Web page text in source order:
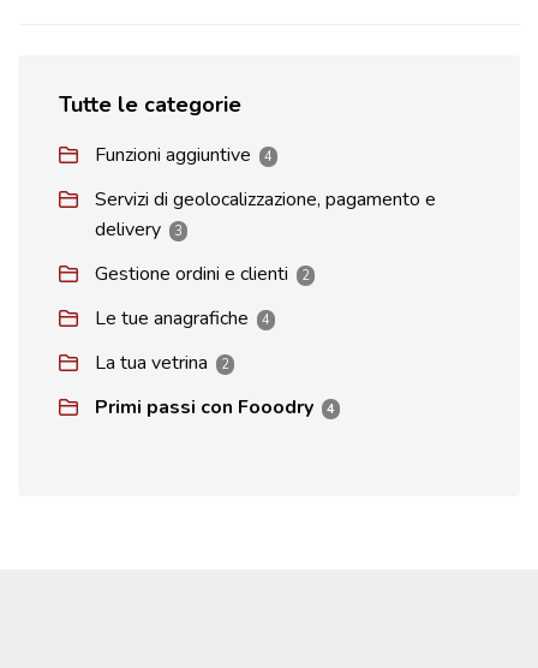
Tutte le categorie
Funzioni aggiuntive 4
Servizi di geolocalizzazione, pagamento e
delivery
3
Gestione ordini e clienti 2
Le tue anagrafiche 4
La tua vetrina 2
Primi passi con Fooodry 4